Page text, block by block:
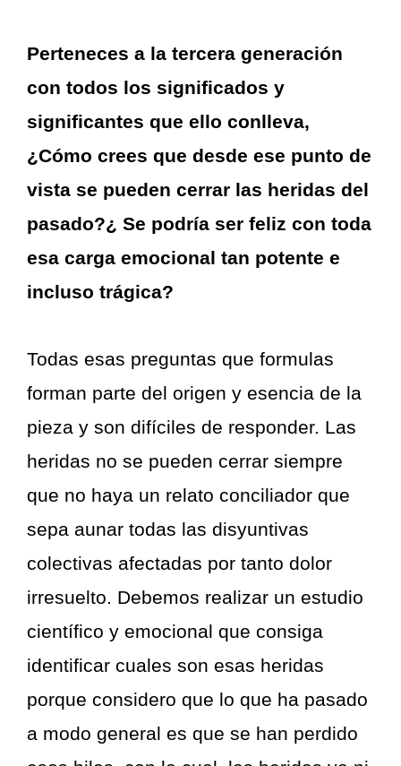
Perteneces a la tercera generación
con todos los significados y
significantes que ello conlleva,
¿Cómo crees que desde ese punto de
vista se pueden cerrar las heridas del
pasado?¿ Se podría ser feliz con toda
esa carga emocional tan potente e
incluso trágica?
Todas esas preguntas que formulas
forman parte del origen y esencia de la
pieza y son difíciles de responder. Las
heridas no se pueden cerrar siempre
que no haya un relato conciliador que
sepa aunar todas las disyuntivas
colectivas afectadas por tanto dolor
irresuelto. Debemos realizar un estudio
científico y emocional que consiga
identificar cuales son esas heridas
porque considero que lo que ha pasado
a modo general es que se han perdido